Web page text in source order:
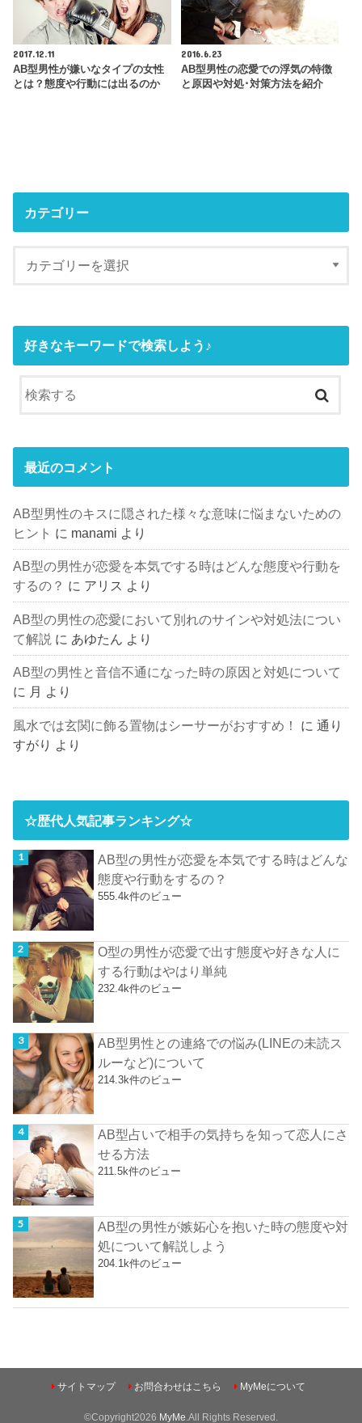
2017.12.11
AB型男性が嫌いなタイプの女性
とは？態度や行動には出るのか
2016.6.23
AB型男性の恋愛での浮気の特徴
と原因や対処･対策方法を紹介
カテゴリー
好きなキーワードで検索しよう♪
最近のコメント
AB型男性のキスに隠された様々な意味に悩まないための
ヒント に manami より
AB型の男性が恋愛を本気でする時はどんな態度や行動を
するの？ に アリス より
AB型の男性の恋愛において別れのサインや対処法につい
て解説 に あゆたん より
AB型の男性と音信不通になった時の原因と対処について
に 月 より
風水では玄関に飾る置物はシーサーがおすすめ！ に通り
すがり より
☆歴代人気記事ランキング☆
AB型の男性が恋愛を本気でする時はどんな
態度や行動をするの？
555.4k件のビュー
O型の男性が恋愛で出す態度や好きな人に
する行動はやはり単純
232.4k件のビュー
AB型男性との連絡での悩み(LINEの未読ス
ルーなど)について
214.3k件のビュー
AB型占いで相手の気持ちを知って恋人にさ
せる方法
211.5k件のビュー
AB型の男性が嫉妬心を抱いた時の態度や対
処について解説しよう
204.1k件のビュー
サイトマップ お問合わせはこちら MyMeについて
©Copyright2026 MyMe .All Rights Reserved.